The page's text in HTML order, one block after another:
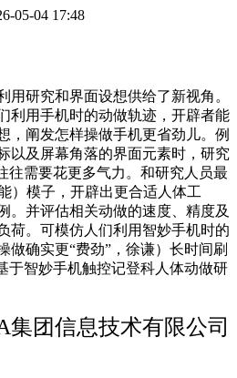
05-04 17:48
研究和界面设想供给了新视角。
利用手机时的动做轨迹，开辟者能
，阐发怎样操做手机更省劲儿。例
以及屏幕角落的界面元素时，研究
往需要花更多气力。和研究人员最
）模子，开辟出更合适人体工
。并评估相关动做的速度、精度及
荷。可模仿人们利用智妙手机时的
做确实更“费劲”，徐谦）长时间刷
于智妙手机触控记登科人体动做研
集团信息技术有限公司